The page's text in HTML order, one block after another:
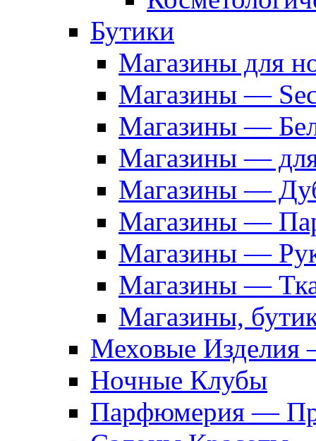
Бутики
Магазины для
Магазины —
Магазины —
Магазины —
Магазины —
Магазины —
Магазины —
Магазины —
Магазины,
Меховые Изделия
Ночные Клубы
Парфюмерия —